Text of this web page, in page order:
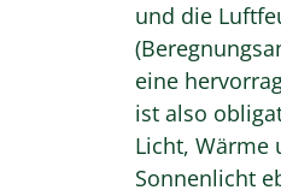
und die
eine
ist also
Licht, Wärme
Sonnenlicht